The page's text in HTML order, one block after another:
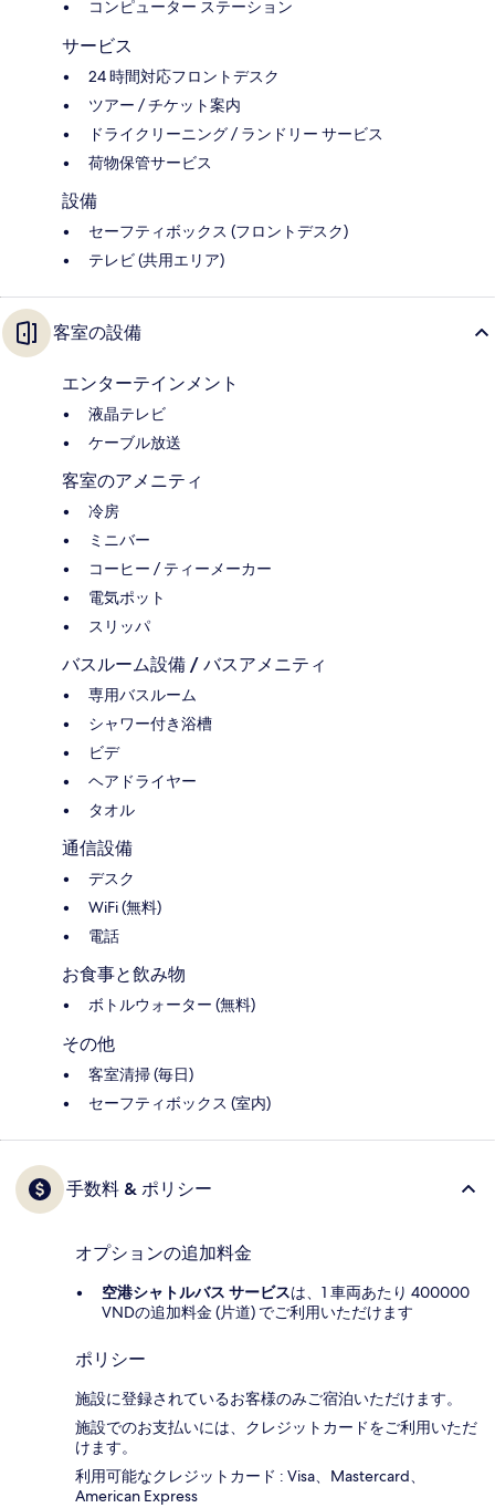
コンピューター ステーション
サービス
24 時間対応フロントデスク
ツアー / チケット案内
ドライクリーニング / ランドリー サービス
荷物保管サービス
設備
セーフティボックス (フロントデスク)
テレビ (共用エリア)
客室の設備
エンターテインメント
液晶テレビ
ケーブル放送
客室のアメニティ
冷房
ミニバー
コーヒー / ティーメーカー
電気ポット
スリッパ
バスルーム設備 / バスアメニティ
専用バスルーム
シャワー付き浴槽
ビデ
ヘアドライヤー
タオル
通信設備
デスク
WiFi (無料)
電話
お食事と飲み物
ボトルウォーター (無料)
その他
客室清掃 (毎日)
セーフティボックス (室内)
手数料 & ポリシー
オプションの追加料金
空港シャトルバス サービスは、1 車両あたり 400000
VNDの追加料金 (片道) でご利用いただけます
ポリシー
施設に登録されているお客様のみご宿泊いただけます。
施設でのお支払いには、クレジットカードをご利用いただ
けます。
利用可能なクレジットカード : Visa、Mastercard、
American Express